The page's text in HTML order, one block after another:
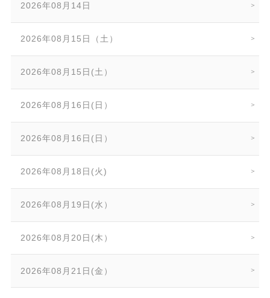
2026年08月14日
2026年08月15日（土）
2026年08月15日(土）
2026年08月16日(日）
2026年08月16日(日）
2026年08月18日(火)
2026年08月19日(水）
2026年08月20日(木）
2026年08月21日(金）